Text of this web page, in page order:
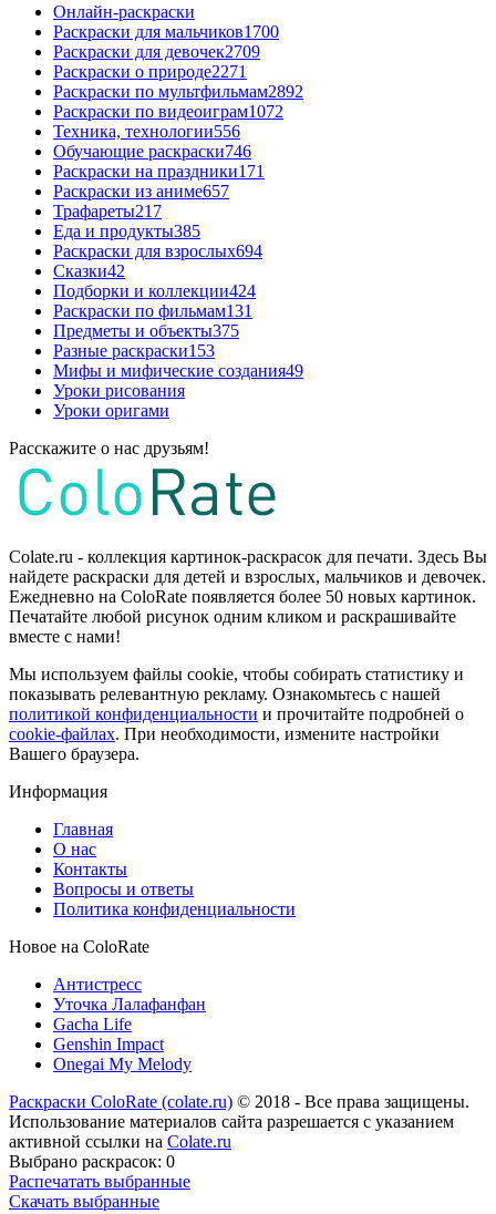
Онлайн-раскраски
Раскраски для мальчиков1700
Раскраски для девочек2709
Раскраски о природе2271
Раскраски по мультфильмам2892
Раскраски по видеоиграм1072
Техника, технологии556
Обучающие раскраски746
Раскраски на праздники171
Раскраски из аниме657
Трафареты217
Еда и продукты385
Раскраски для взрослых694
Сказки42
Подборки и коллекции424
Раскраски по фильмам131
Предметы и объекты375
Разные раскраски153
Мифы и мифические создания49
Уроки рисования
Уроки оригами
Расскажите о нас друзьям!
Colate.ru - коллекция картинок-раскрасок для печати. Здесь Вы
найдете раскраски для детей и взрослых, мальчиков и девочек.
Ежедневно на ColoRate появляется более 50 новых картинок.
Печатайте любой рисунок одним кликом и раскрашивайте
вместе с нами!
Мы используем файлы cookie, чтобы собирать статистику и
показывать релевантную рекламу. Ознакомьтесь с нашей
политикой конфиденциальности и прочитайте подробней о
cookie-файлах. При необходимости, измените настройки
Вашего браузера.
Информация
Главная
О нас
Контакты
Вопросы и ответы
Политика конфиденциальности
Новое на ColoRate
Антистресс
Уточка Лалафанфан
Gacha Life
Genshin Impact
Onegai My Melody
Раскраски ColoRate (colate.ru) © 2018 - Все права защищены.
Использование материалов сайта разрешается с указанием
активной ссылки на Colate.ru
Выбрано раскрасок: 0
Распечатать выбранные
Скачать выбранные